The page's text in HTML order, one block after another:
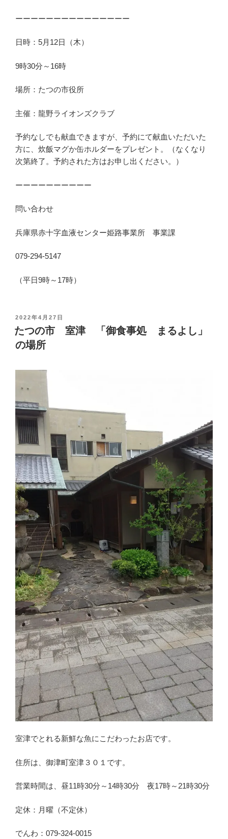
ーーーーーーーーーーーーーーー
日時：5月12日（木）
9時30分～16時
場所：たつの市役所
主催：龍野ライオンズクラブ
予約なしでも献血できますが、予約にて献血いただいた
方に、炊飯マグか缶ホルダーをプレゼント。（なくなり
次第終了。予約された方はお申し出ください。）
ーーーーーーーーーー
問い合わせ
兵庫県赤十字血液センター姫路事業所 事業課
079-294-5147
（平日9時～17時）
投
稿
日
:
2022年4月27日
たつの市 室津 「御食事処 まるよし」
の場所
室津でとれる新鮮な魚にこだわったお店です。
住所は、御津町室津３０１です。
営業時間は、昼11時30分～14時30分 夜17時～21時30分
定休：月曜（不定休）
でんわ：079-324-0015